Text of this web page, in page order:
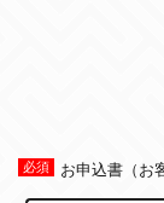
お申込書（お